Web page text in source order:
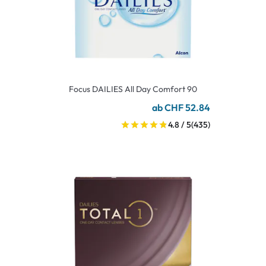
Focus DAILIES All Day Comfort 90
ab CHF 52.84
4.8 / 5(435)